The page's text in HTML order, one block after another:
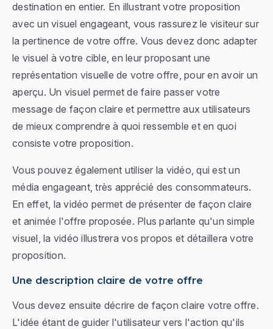
destination en entier. En illustrant votre proposition
avec un visuel engageant, vous rassurez le visiteur sur
la pertinence de votre offre. Vous devez donc adapter
le visuel à votre cible, en leur proposant une
représentation visuelle de votre offre, pour en avoir un
aperçu. Un visuel permet de faire passer votre
message de façon claire et permettre aux utilisateurs
de mieux comprendre à quoi ressemble et en quoi
consiste votre proposition.
Vous pouvez également utiliser la vidéo, qui est un
média engageant, très apprécié des consommateurs.
En effet, la vidéo permet de présenter de façon claire
et animée l'offre proposée. Plus parlante qu'un simple
visuel, la vidéo illustrera vos propos et détaillera votre
proposition.
Une description claire de votre offre
Vous devez ensuite décrire de façon claire votre offre.
L'idée étant de guider l'utilisateur vers l'action qu'ils